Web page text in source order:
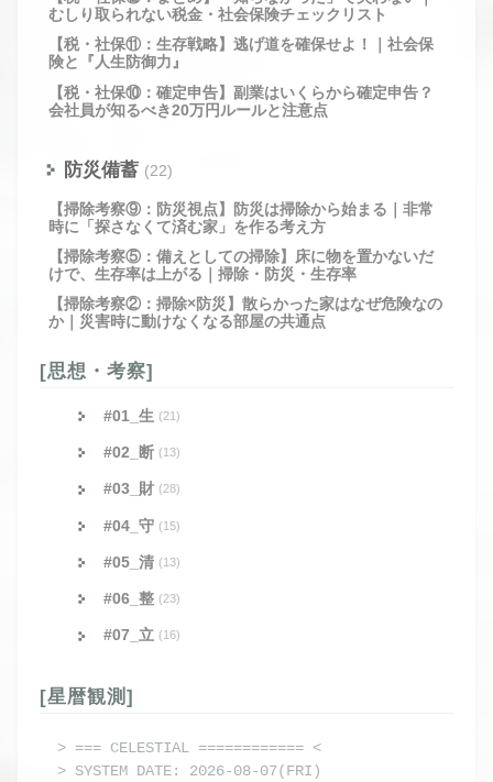
むしり取られない税金・社会保険チェックリスト
【税・社保⑪：生存戦略】逃げ道を確保せよ！｜社会保
険と『人生防御力』
【税・社保⑩：確定申告】副業はいくらから確定申告？
会社員が知るべき20万円ルールと注意点
防災備蓄 (22)
【掃除考察⑨：防災視点】防災は掃除から始まる｜非常
時に「探さなくて済む家」を作る考え方
【掃除考察⑤：備えとしての掃除】床に物を置かないだ
けで、生存率は上がる｜掃除・防災・生存率
【掃除考察②：掃除×防災】散らかった家はなぜ危険なの
か｜災害時に動けなくなる部屋の共通点
[思想・考察]
#01_生 (21)
#02_断 (13)
#03_財 (28)
#04_守 (15)
#05_清 (13)
#06_整 (23)
#07_立 (16)
[星暦観測]
> === CELESTIAL ============ <
> SYSTEM DATE: 2026-08-07(FRI)